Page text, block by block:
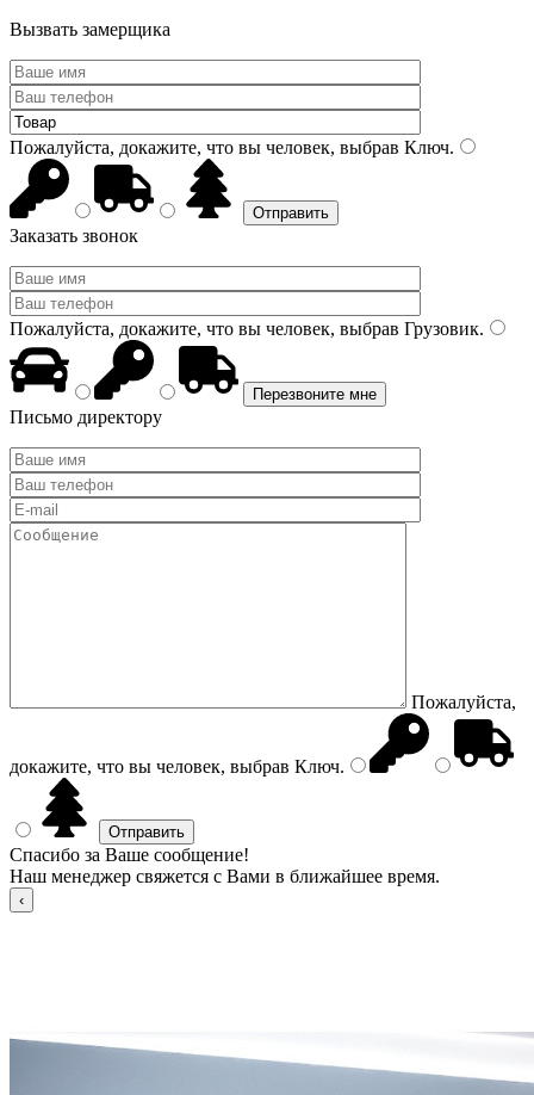
Вызвать замерщика
Пожалуйста, докажите, что вы человек, выбрав Ключ.
Заказать звонок
Пожалуйста, докажите, что вы человек, выбрав Грузовик.
Письмо директору
Пожалуйста,
докажите, что вы человек, выбрав Ключ.
Спасибо за Ваше сообщение!
Наш менеджер свяжется с Вами в ближайшее время.